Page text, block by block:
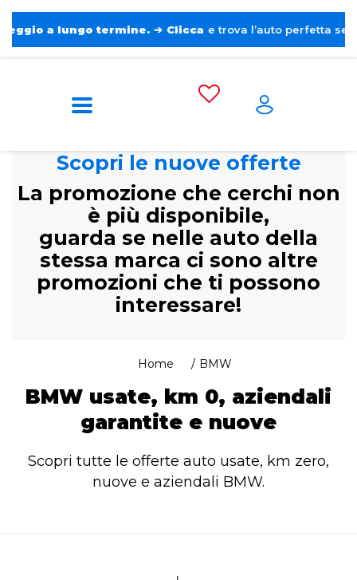
a lungo termine. ➔ Clicca e trova l’auto perfetta senza
Scopri le nuove offerte
La promozione che cerchi non
è più disponibile,
guarda se nelle auto della
stessa marca ci sono altre
promozioni che ti possono
interessare!
Home BMW
BMW usate, km 0, aziendali
garantite e nuove
Scopri tutte le offerte auto usate, km zero,
nuove e aziendali BMW.